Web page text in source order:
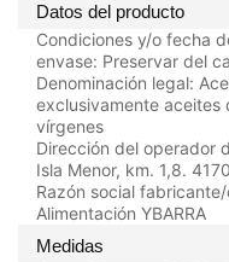
Datos del producto
Condiciones y/o fecha
envase: Preservar del
Denominación legal:
exclusivamente aceites
vírgenes
Dirección del operador
Isla Menor, km. 1,8.
Razón social
Alimentación YBARRA
Medidas